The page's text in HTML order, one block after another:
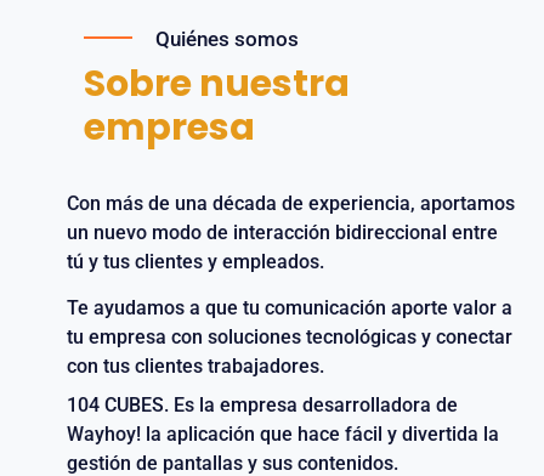
Quiénes somos
Sobre nuestra
empresa
Con más de una década de experiencia, aportamos
un nuevo modo de interacción bidireccional entre
tú y tus clientes y empleados.
Te ayudamos a que tu comunicación aporte valor a
tu empresa con soluciones tecnológicas y conectar
con tus clientes trabajadores.
104 CUBES. Es la empresa desarrolladora de
Wayhoy! la aplicación que hace fácil y divertida la
gestión de pantallas y sus contenidos.